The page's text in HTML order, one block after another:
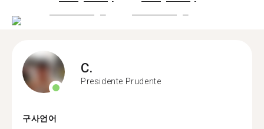
C.
Presidente Prudente
구사언어